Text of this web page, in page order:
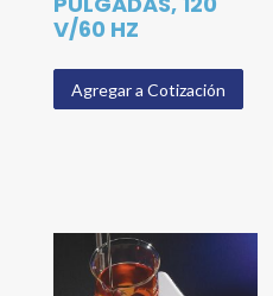
V/60 HZ
Agregar a Cotización